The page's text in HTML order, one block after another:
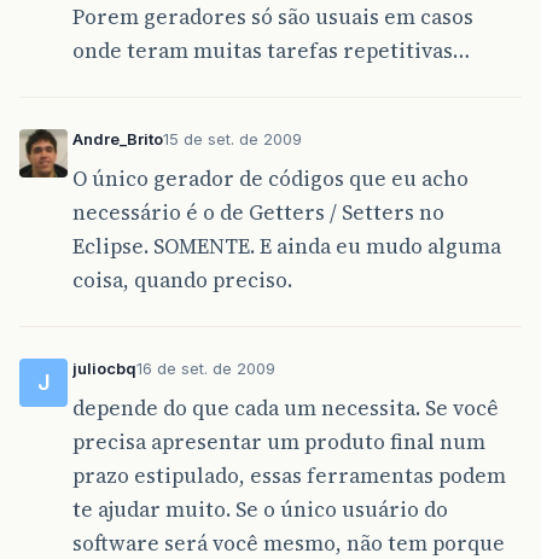
Porem geradores só são usuais em casos
onde teram muitas tarefas repetitivas…
Andre_Brito15 de set. de 2009
O único gerador de códigos que eu acho
necessário é o de Getters / Setters no
Eclipse. SOMENTE. E ainda eu mudo alguma
coisa, quando preciso.
J
juliocbq16 de set. de 2009
depende do que cada um necessita. Se você
precisa apresentar um produto final num
prazo estipulado, essas ferramentas podem
te ajudar muito. Se o único usuário do
software será você mesmo, não tem porque